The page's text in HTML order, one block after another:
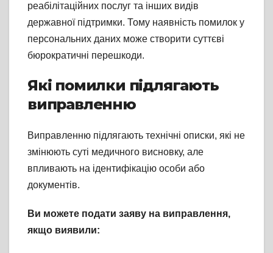
реабілітаційних послуг та інших видів
державної підтримки. Тому наявність помилок у
персональних даних може створити суттєві
бюрократичні перешкоди.
Які помилки підлягають
виправленню
Виправленню підлягають технічні описки, які не
змінюють суті медичного висновку, але
впливають на ідентифікацію особи або
документів.
Ви можете подати заяву на виправлення,
якщо виявили: